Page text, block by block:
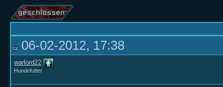
06-02-2012, 17:38
warlord22
Hundefutter